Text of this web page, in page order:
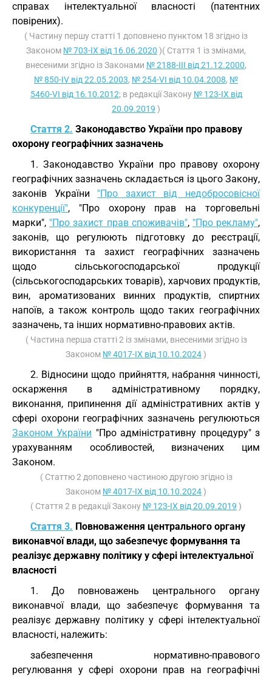
справах інтелектуальної власності (патентних
повірених).
( Частину першу статті 1 доповнено пунктом 18 згідно із
Законом № 703-IX від 16.06.2020 )( Стаття 1 із змінами,
внесеними згідно із Законами № 2188-III від 21.12.2000,
№ 850-IV від 22.05.2003, № 254-VI від 10.04.2008, №
5460-VI від 16.10.2012; в редакції Закону № 123-IX від
20.09.2019 )
Стаття 2. Законодавство України про правову
охорону географічних зазначень
1. Законодавство України про правову охорону
географічних зазначень складається із цього Закону,
законів України "Про захист від недобросовісної
конкуренції", "Про охорону прав на торговельні
марки", "Про захист прав споживачів", "Про рекламу",
законів, що регулюють підготовку до реєстрації,
використання та захист географічних зазначень
щодо сільськогосподарської продукції
(сільськогосподарських товарів), харчових продуктів,
вин, ароматизованих винних продуктів, спиртних
напоїв, а також контроль щодо таких географічних
зазначень, та інших нормативно-правових актів.
( Частина перша статті 2 із змінами, внесеними згідно із
Законом № 4017-IX від 10.10.2024)
2. Відносини щодо прийняття, набрання чинності,
оскарження в адміністративному порядку,
виконання, припинення дії адміністративних актів у
сфері охорони географічних зазначень регулюються
Законом України "Про адміністративну процедуру" з
урахуванням особливостей, визначених цим
Законом.
( Статтю 2 доповнено частиною другою згідно із
Законом № 4017-IX від 10.10.2024)
( Стаття 2 в редакції Закону № 123-IX від 20.09.2019 )
Стаття 3. Повноваження центрального органу
виконавчої влади, що забезпечує формування та
реалізує державну політику у сфері інтелектуальної
власності
1. До повноважень центрального органу
виконавчої влади, що забезпечує формування та
реалізує державну політику у сфері інтелектуальної
власності, належить:
забезпечення нормативно-правового
регулювання у сфері охорони прав на географічні